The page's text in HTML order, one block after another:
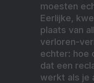
moesten
Eerlijke,
plaats van
verloren-
echter: hoe
dat een
werkt als je